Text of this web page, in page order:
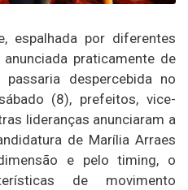
espalhada por diferentes
praticamente de
despercebida no
(8), prefeitos, vice-
lideranças anunciaram a
de Marília Arraes
e pelo timing, o
de movimento